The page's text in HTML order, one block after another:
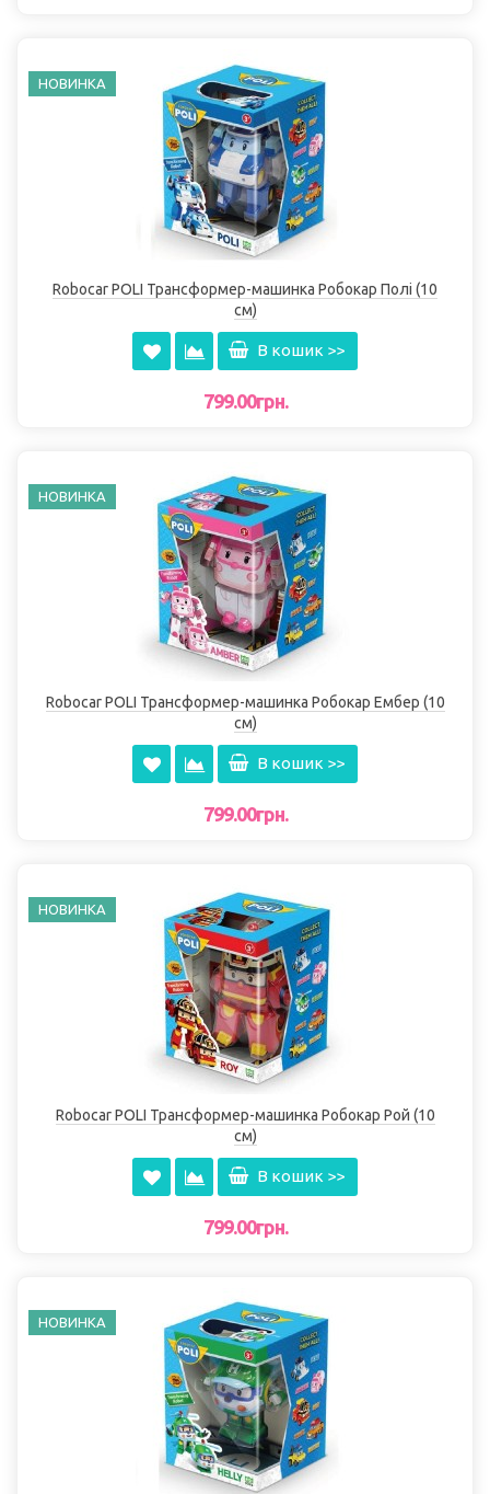
НОВИНКА
Robocar POLI Трансформер-машинка Робокар Полі (10
см)
В кошик >>
799.00грн.
НОВИНКА
Robocar POLI Трансформер-машинка Робокар Ембер (10
см)
В кошик >>
799.00грн.
НОВИНКА
Robocar POLI Трансформер-машинка Робокар Рой (10
см)
В кошик >>
799.00грн.
НОВИНКА